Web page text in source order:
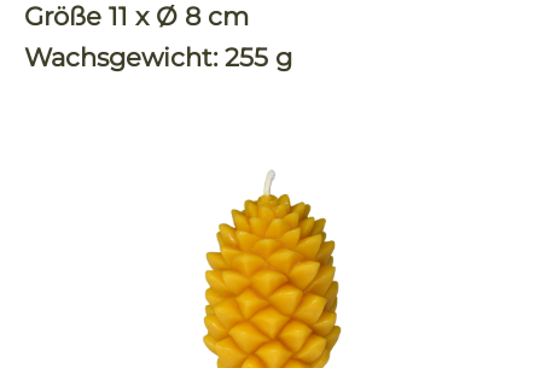
Größe 11 x Ø 8 cm
Wachsgewicht: 255 g